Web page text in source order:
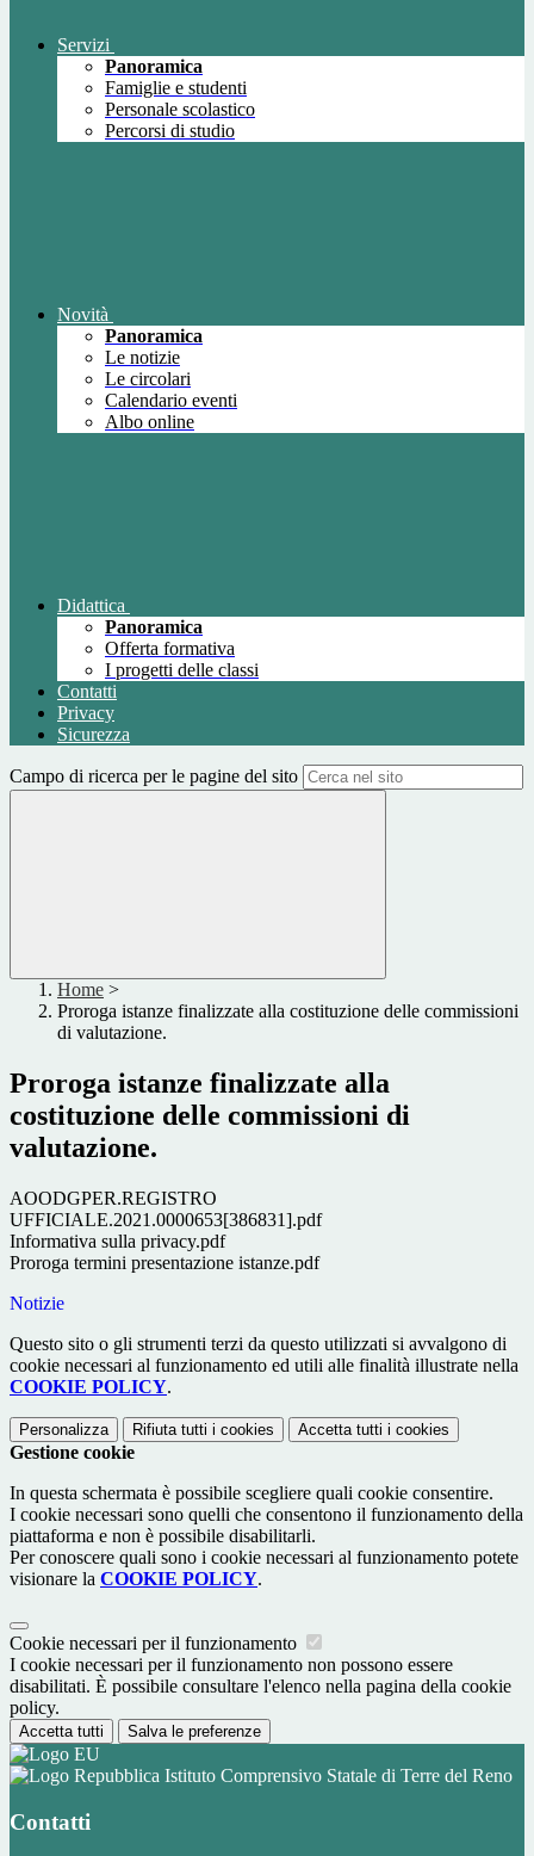
Servizi
Panoramica
Famiglie e studenti
Personale scolastico
Percorsi di studio
Novità
Panoramica
Le notizie
Le circolari
Calendario eventi
Albo online
Didattica
Panoramica
Offerta formativa
I progetti delle classi
Contatti
Privacy
Sicurezza
Campo di ricerca per le pagine del sito
Home >
Proroga istanze finalizzate alla costituzione delle commissioni
di valutazione.
Proroga istanze finalizzate alla
costituzione delle commissioni di
valutazione.
AOODGPER.REGISTRO
UFFICIALE.2021.0000653[386831].pdf
Informativa sulla privacy.pdf
Proroga termini presentazione istanze.pdf
Notizie
Questo sito o gli strumenti terzi da questo utilizzati si avvalgono di
cookie necessari al funzionamento ed utili alle finalità illustrate nella
COOKIE POLICY.
Personalizza Rifiuta tutti i cookies Accetta tutti i cookies
Gestione cookie
In questa schermata è possibile scegliere quali cookie consentire.
I cookie necessari sono quelli che consentono il funzionamento della
piattaforma e non è possibile disabilitarli.
Per conoscere quali sono i cookie necessari al funzionamento potete
visionare la COOKIE POLICY.
Cookie necessari per il funzionamento
I cookie necessari per il funzionamento non possono essere
disabilitati. È possibile consultare l'elenco nella pagina della cookie
policy.
Accetta tutti Salva le preferenze
Istituto Comprensivo Statale di Terre del Reno
Contatti